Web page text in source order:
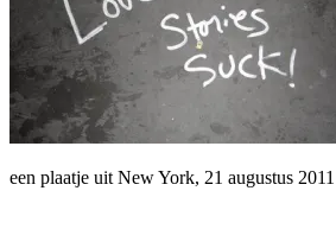
een plaatje uit New York, 21 augustus 2011